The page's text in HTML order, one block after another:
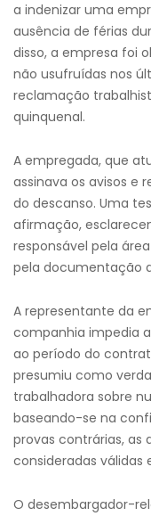
a indenizar uma
ausência de férias
disso, a empresa foi
não usufruídas nos
reclamação
quinquenal.
A empregada, que
assinava os avisos e
do descanso. Uma
afirmação,
responsável pela
pela documentação
A representante da
companhia impedia
ao período do
presumiu como
trabalhadora sobre
baseando-se na
provas contrárias, as
consideradas válidas
O desembargador-